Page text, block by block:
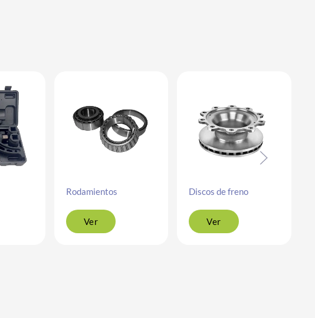
Rodamientos
Ver
Discos de freno
Ver